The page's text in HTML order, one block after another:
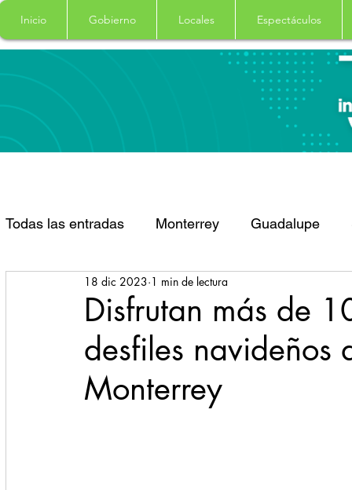
Inicio Gobierno Locales Espectáculos
Todas las entradas Monterrey Guadalupe
Santa Catarina San Pedro Garza Garcia
Espectaculos Clima Principal Salud
Locales
Disfrutan más de
desfiles navideños
Monterrey
18 dic 2023 1 min de lectura